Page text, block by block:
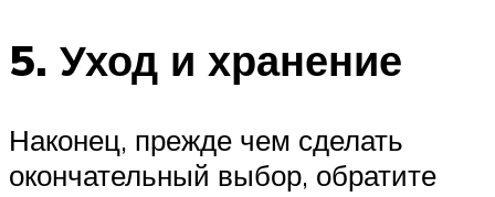
5. Уход и хранение
Наконец, прежде чем сделать
окончательный выбор, обратите